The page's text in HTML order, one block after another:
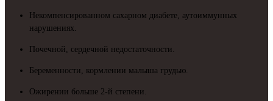
Некомпенсированном сахарном диабете, аутоиммунных
нарушениях.
Почечной, сердечной недостаточности.
Беременности, кормлении малыша грудью.
Ожирении больше 2-й степени.